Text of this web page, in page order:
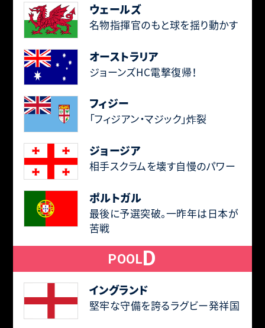
ウェールズ
名物指揮官のもと球を揺り動かす
オーストラリア
ジョーンズHC電撃復帰！
フィジー
「フィジアン・マジック」炸裂
ジョージア
相手スクラムを壊す自慢のパワー
ポルトガル
最後に予選突破。一昨年は日本が
苦戦
POOLD
イングランド
堅牢な守備を誇るラグビー発祥国